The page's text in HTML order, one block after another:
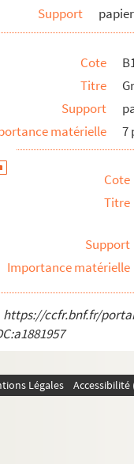
Support
Cote
Titre
Support
matérielle
7
Cote
Titre
Support
Importance matérielle
https://ccfr.bnf.fr/
Légales